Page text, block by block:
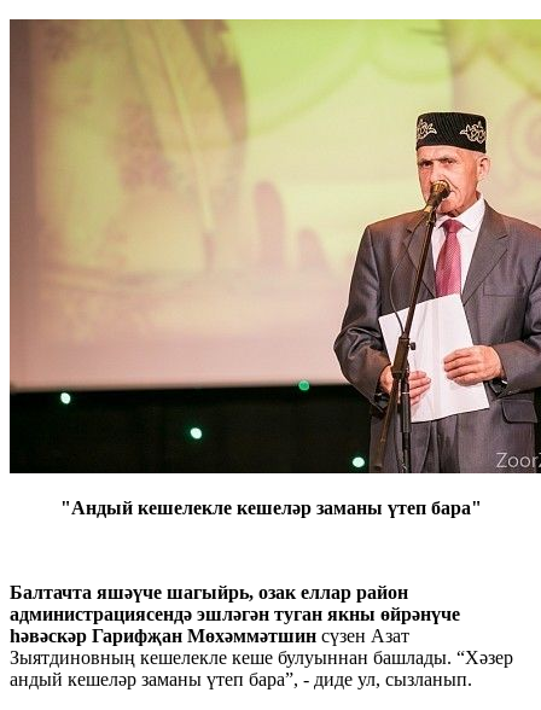
"Андый кешелекле кешеләр заманы үтеп бара"
Балтачта яшәүче шагыйрь, озак еллар район
администрациясендә эшләгән туган якны өйрәнүче
һәвәскәр Гарифҗан Мөхәммәтшин сүзен Азат
Зыятдиновның кешелекле кеше булуыннан башлады. “Хәзер
андый кешеләр заманы үтеп бара”, - диде ул, сызланып.